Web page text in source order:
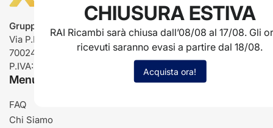
Gruppo Rai ricambi
Via P.L. Nervi, 66
70024 Gravina in Puglia (BA)
P.IVA: IT03485840726
Menu
FAQ
Chi Siamo
CHIUSURA ESTIVA
RAI Ricambi sarà chiusa dall’08/08 al 17/08. Gli
ricevuti saranno evasi a partire dal 18/08.
Acquista ora!